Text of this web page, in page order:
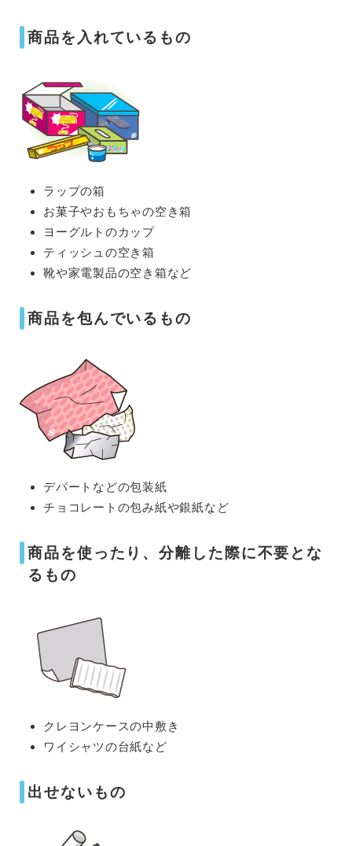
商品を入れているもの
ラップの箱
お菓子やおもちゃの空き箱
ヨーグルトのカップ
ティッシュの空き箱
靴や家電製品の空き箱など
商品を包んでいるもの
デパートなどの包装紙
チョコレートの包み紙や銀紙など
商品を使ったり、分離した際に不要とな
るもの
クレヨンケースの中敷き
ワイシャツの台紙など
出せないもの